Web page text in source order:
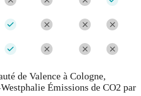
de Valence à Cologne,
Émissions de CO2 par